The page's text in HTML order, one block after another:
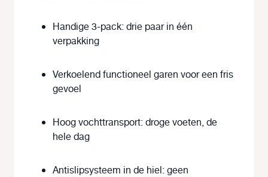
Handige 3-pack: drie paar in één
verpakking
Verkoelend functioneel garen voor een fris
gevoel
Hoog vochttransport: droge voeten, de
hele dag
Antislipsysteem in de hiel: geen